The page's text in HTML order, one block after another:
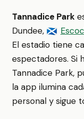
Tannadice Park
Dundee, 🏴󠁧󠁢󠁳󠁣󠁴󠁿
El estadio tiene
espectadores. Si
Tannadice Park,
la app ilumina
personal y sigue